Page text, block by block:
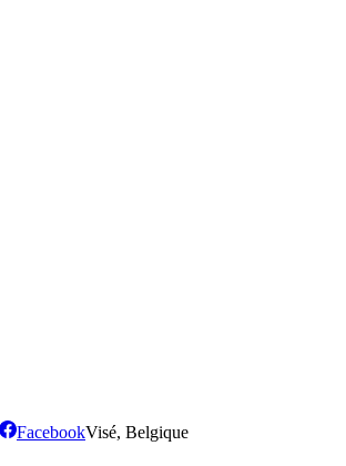
FacebookVisé, Belgique